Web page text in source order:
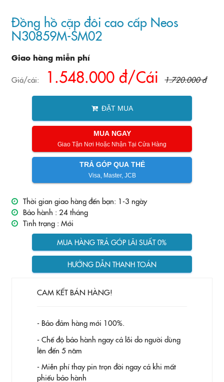
Đồng hồ cặp đôi cao cấp Neos
N30859M-SM02
Giao hàng miễn phí
Giá/cái: 1.548.000 đ/Cái 1.720.000 đ
ĐẶT MUA
MUA NGAY
Giao Tận Nơi Hoặc Nhận Tại Cửa Hàng
TRẢ GÓP QUA THẺ
Visa, Master, JCB
Thời gian giao hàng đến bạn: 1-3 ngày
Bảo hành : 24 tháng
Tình trạng : Mới
MUA HÀNG TRẢ GÓP LÃI SUẤT 0%
HƯỚNG DẪN THANH TOÁN
CAM KẾT BÁN HÀNG!
- Bảo đảm hàng mới 100%.
- Chế độ bảo hành ngay cả lỗi do người dùng
lên đến 5 năm
- Miễn phí thay pin trọn đời ngay cả khi mất
phiếu bảo hành